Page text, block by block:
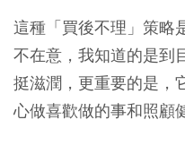
這種「買後不理」策略
不在意，我知道的是到
挺滋潤，更重要的是，
心做喜歡做的事和照顧